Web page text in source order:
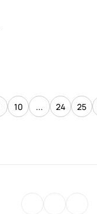
10 ... 24 25